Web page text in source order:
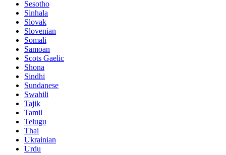
Sesotho
Sinhala
Slovak
Slovenian
Somali
Samoan
Scots Gaelic
Shona
Sindhi
Sundanese
Swahili
Tajik
Tamil
Telugu
Thai
Ukrainian
Urdu